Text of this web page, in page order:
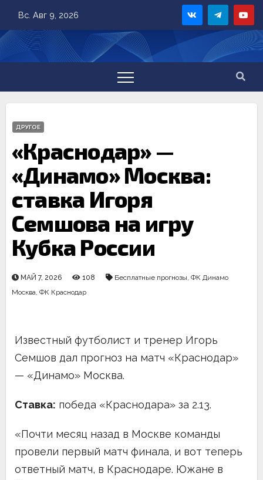
content
Вс. Авг 9, 2026
ДРУГОЕ
«Краснодар» —
«Динамо» Москва:
ставка Игоря
Семшова на игру
Кубка России
МАЙ 7, 2026 108 Бесплатные прогнозы, ФК Динамо
Москва, ФК Краснодар
Известный футболист и тренер Игорь
Семшов дал прогноз на матч «Краснодар»
— «Динамо» Москва.
Ставка: победа «Краснодара» за 2.13.
«Почти месяц назад в Москве команды
провели первый матч финала, и вот теперь
ответный матч, в Краснодаре. Южане в